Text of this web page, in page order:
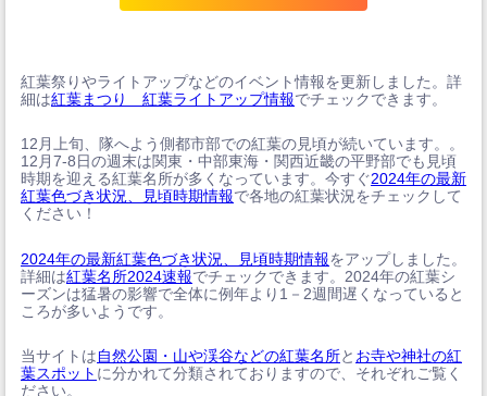
紅葉祭りやライトアップなどのイベント情報を更新しました。詳
細は紅葉まつり 紅葉ライトアップ情報でチェックできます。
12月上旬、隊へよう側都市部での紅葉の見頃が続いています。。
12月7-8日の週末は関東・中部東海・関西近畿の平野部でも見頃
時期を迎える紅葉名所が多くなっています。今すぐ2024年の最新
紅葉色づき状況、見頃時期情報で各地の紅葉状況をチェックして
ください！
2024年の最新紅葉色づき状況、見頃時期情報をアップしました。
詳細は紅葉名所2024速報でチェックできます。2024年の紅葉シ
ーズンは猛暑の影響で全体に例年より1－2週間遅くなっていると
ころが多いようです。
当サイトは自然公園・山や渓谷などの紅葉名所と お寺や神社の紅
葉スポット に分かれて分類されておりますので、それぞれご覧く
ださい。